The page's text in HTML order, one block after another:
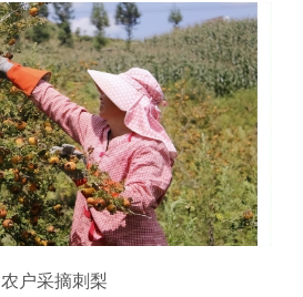
农户采摘刺梨